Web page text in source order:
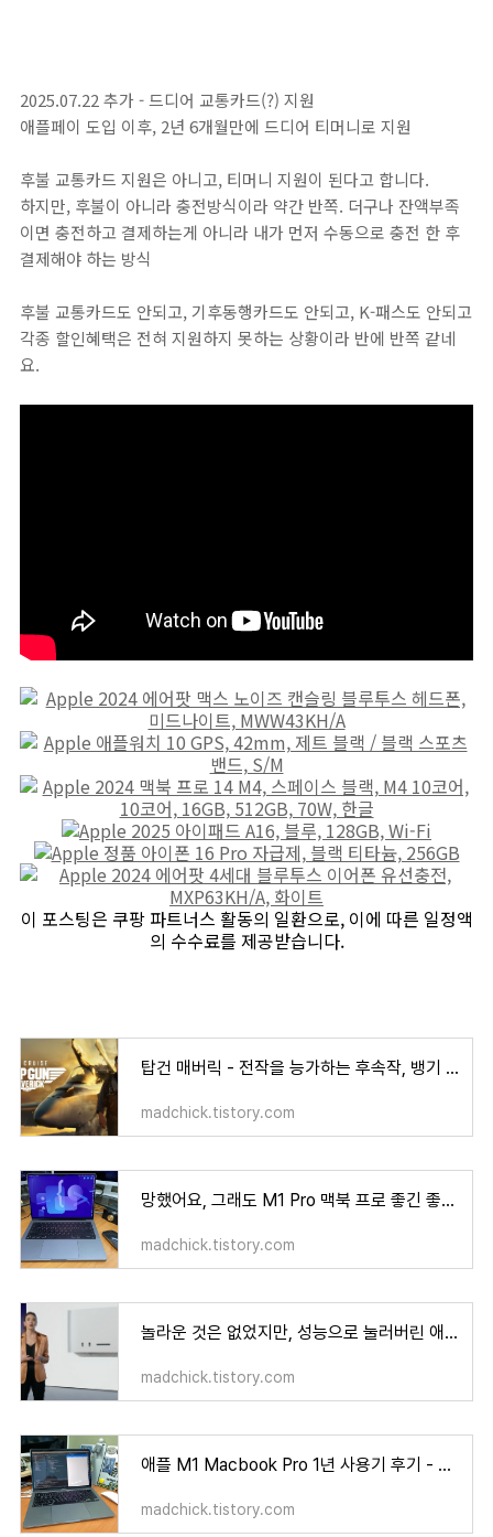
2025.07.22 추가 - 드디어 교통카드(?) 지원
애플페이 도입 이후, 2년 6개월만에 드디어 티머니로 지원
후불 교통카드 지원은 아니고, 티머니 지원이 된다고 합니다.
하지만, 후불이 아니라 충전방식이라 약간 반쪽. 더구나 잔액부족
이면 충전하고 결제하는게 아니라 내가 먼저 수동으로 충전 한 후
결제해야 하는 방식
후불 교통카드도 안되고, 기후동행카드도 안되고, K-패스도 안되고
각종 할인혜택은 전혀 지원하지 못하는 상황이라 반에 반쪽 같네
요.
이 포스팅은 쿠팡 파트너스 활동의 일환으로, 이에 따른 일정액
의 수수료를 제공받습니다.
탑건 매버릭 - 전작을 능가하는 후속작, 뱅기 좋아하면 이건 봐야지
madchick.tistory.com
망했어요, 그래도 M1 Pro 맥북 프로 좋긴 좋네요 - 눈물 나는 한달 사용기
madchick.tistory.com
놀라운 것은 없었지만, 성능으로 눌러버린 애플 신제품 발표
madchick.tistory.com
애플 M1 Macbook Pro 1년 사용기 후기 - 맥북 완전 강추
madchick.tistory.com